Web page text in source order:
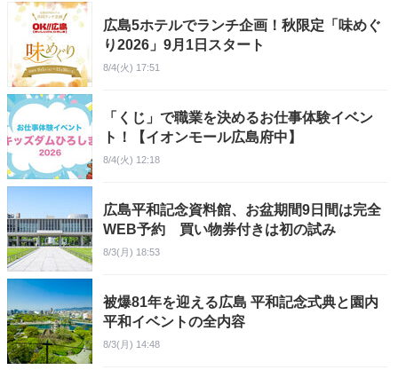
広島5ホテルでランチ企画！秋限定「味めぐ
り2026」9月1日スタート
8/4(火) 17:51
「くじ」で職業を決めるお仕事体験イベン
ト！【イオンモール広島府中】
8/4(火) 12:18
広島平和記念資料館、お盆期間9日間は完全
WEB予約 買い物券付きは初の試み
8/3(月) 18:53
被爆81年を迎える広島 平和記念式典と園内
平和イベントの全内容
8/3(月) 14:48